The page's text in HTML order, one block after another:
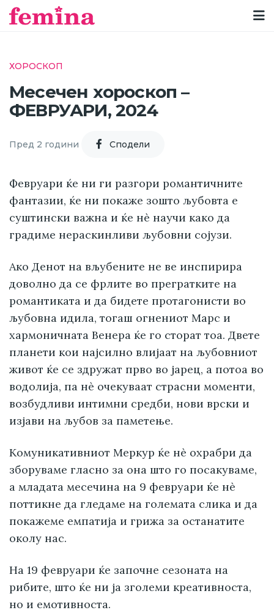
ХОРОСКОП
Месечен хороскоп –
ФЕВРУАРИ, 2024
Пред 2 години Cподели
Февруари ќе ни ги разгори романтичните
фантазии, ќе ни покаже зошто љубовта е
суштински важна и ќе нè научи како да
градиме нераскинливи љубовни сојузи.
Ако Денот на вљубените не ве инспирира
доволно да се фрлите во прегратките на
романтиката и да бидете протагонисти во
љубовна идила, тогаш огнениот Марс и
хармоничната Венера ќе го сторат тоа. Двете
планети кои најсилно влијаат на љубовниот
живот ќе се здружат прво во јарец, а потоа во
водолија, па нè очекуваат страсни моменти,
возбудливи интимни средби, нови врски и
изјави на љубов за паметење.
Комуникативниот Меркур ќе нè охрабри да
зборуваме гласно за она што го посакуваме,
а младата месечина на 9 февруари ќе нè
поттикне да гледаме на големата слика и да
покажеме емпатија и грижа за останатите
околу нас.
На 19 февруари ќе започне сезоната на
рибите, што ќе ни ја зголеми креативноста,
но и емотивноста.